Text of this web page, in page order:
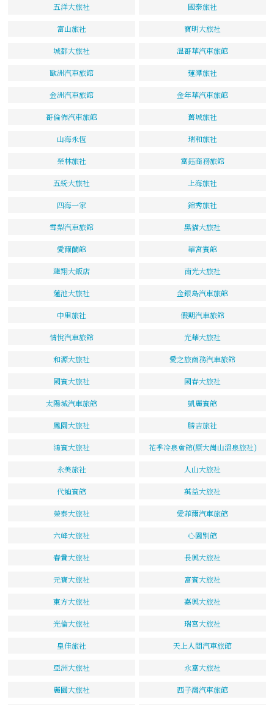
五洋大旅社 國泰旅社
富山旅社 寶明大旅社
城都大旅社 溫哥華汽車旅館
歐洲汽車旅館 蓮潭旅社
金洲汽車旅館 金年華汽車旅館
哥倫佈汽車旅館 舊城旅社
山海永恆 瑞和旅社
榮林旅社 富鈺商務旅館
五統大旅社 上海旅社
四海一家 錦秀旅社
雪梨汽車旅館 黑貓大旅社
愛爾蘭館 華宮賓館
龍翔大飯店 南光大旅社
蓮池大旅社 金銀島汽車旅館
中里旅社 假期汽車旅館
情悅汽車旅館 光華大旅社
和源大旅社 愛之旅商務汽車旅館
國賓大旅社 國春大旅社
太陽城汽車旅館 凱麗賓館
鳳園大旅社 勝吉旅社
鴻賓大旅社 花季冷泉會館(原大崗山溫泉旅社)
永美旅社 人山大旅社
代迪賓館 萬益大旅社
榮泰大旅社 愛菲爾汽車旅館
六峰大旅社 心園別館
春貴大旅社 長興大旅社
元寶大旅社 富賓大旅社
東方大旅社 嘉興大旅社
光倫大旅社 瑞宮大旅社
皇佳旅社 天上人間汽車旅館
亞洲大旅社 永富大旅社
麗園大旅社 西子灣汽車旅館